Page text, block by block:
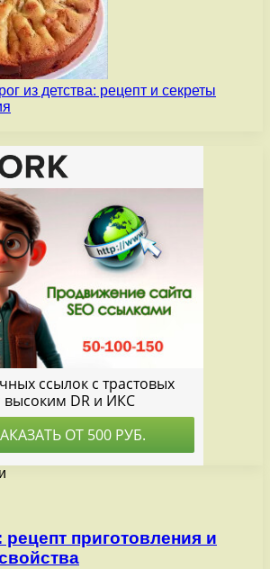
из детства: рецепт и секреты
приготовления и